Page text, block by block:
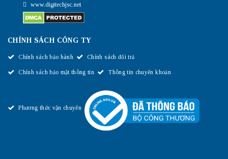
www.digitechjsc.net
CHÍNH SÁCH CÔNG TY
Chính sách bảo hành Chính sách đổi trả
Chính sách bảo mật thông tin Thông tin chuyển khoản
Phương thức vận chuyển